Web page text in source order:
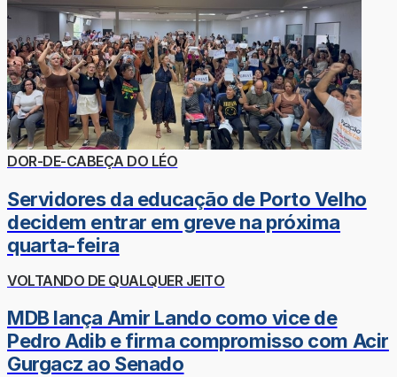
DOR-DE-CABEÇA DO LÉO
Servidores da educação de Porto Velho
decidem entrar em greve na próxima
quarta-feira
VOLTANDO DE QUALQUER JEITO
MDB lança Amir Lando como vice de
Pedro Adib e firma compromisso com Acir
Gurgacz ao Senado